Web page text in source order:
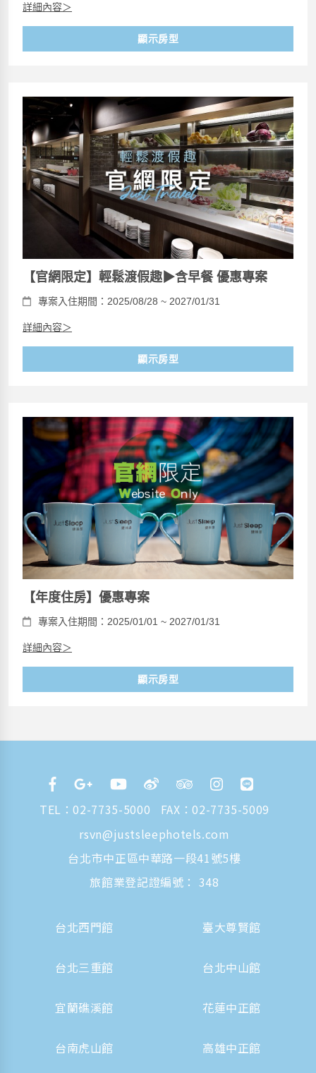
詳細內容＞
顯示房型
【官網限定】輕鬆渡假趣▶含早餐 優惠專案
專案入住期間：2025/08/28 ~ 2027/01/31
詳細內容＞
顯示房型
【年度住房】優惠專案
專案入住期間：2025/01/01 ~ 2027/01/31
詳細內容＞
顯示房型
TEL：02-7735-5000
FAX：02-7735-5009
rsvn@justsleephotels.com
台北市中正區中華路一段41號5樓
旅館業登記證編號： 348
台北西門館 臺大尊賢館
台北三重館 台北中山館
宜蘭礁溪館 花蓮中正館
台南虎山館 高雄中正館